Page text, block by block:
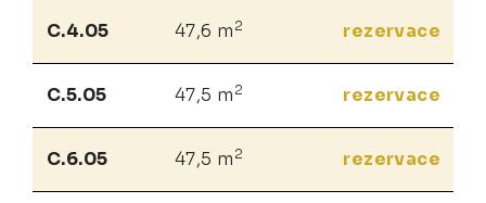
C.4.05 47,6 m 2 rezervace
C.5.05 47,5 m 2 rezervace
C.6.05 47,5 m 2 rezervace